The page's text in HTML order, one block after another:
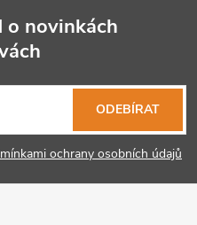
o novinkách
ochrany osobních údajů
ODEBÍRAT